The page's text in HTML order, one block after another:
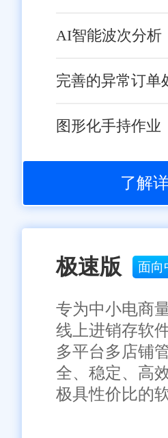
AI智能波次分析
完善的异常订单
图形化手持作业
了解
极速版 面向
专为中小电商
线上进销存软
多平台多店铺
全、稳定、高
极具性价比的